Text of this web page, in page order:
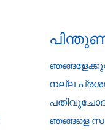
നല്ല
ഞങ്ങളെ